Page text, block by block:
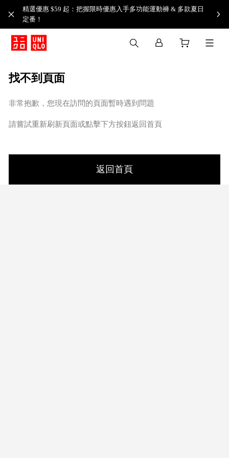
精選優惠 $59 起：把握限時優惠入手多功能運動褲 & 多款夏日
定番！​
找不到頁面
非常抱歉，您現在訪問的頁面暫時遇到問題
請嘗試重新刷新頁面或點擊下方按鈕返回首頁
返回首頁